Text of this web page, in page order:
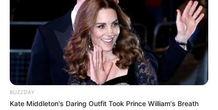
BUZZDAY
Kate Middleton's Daring Outfit Took Prince William's Breath